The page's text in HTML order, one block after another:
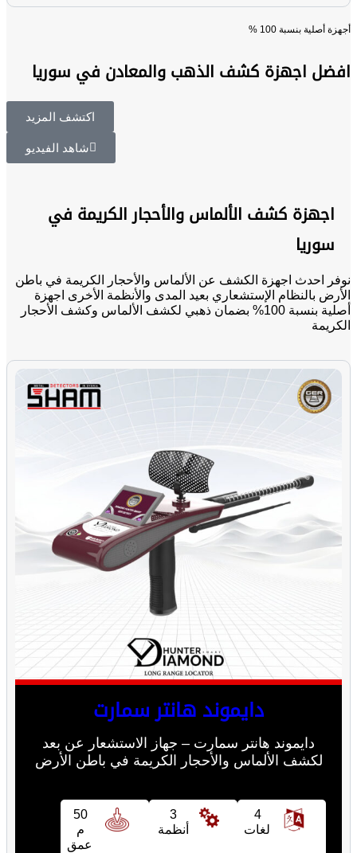
أجهزة أصلية بنسبة 100 %
افضل اجهزة كشف الذهب والمعادن في سوريا
اكتشف المزيد
شاهد الفيديو
اجهزة كشف الألماس والأحجار الكريمة في
سوريا
نوفر احدث اجهزة الكشف عن الألماس والأحجار الكريمة في باطن
الأرض بالنظام الإستشعاري بعيد المدى والأنظمة الأخرى اجهزة
أصلية بنسبة 100% بضمان ذهبي لكشف الألماس وكشف الأحجار
الكريمة
دايموند هانتر سمارت
دايموند هانتر سمارت – جهاز الاستشعار عن بعد
لكشف الألماس والأحجار الكريمة في باطن الأرض
4
لغات
3
أنظمة
50
م
عمق